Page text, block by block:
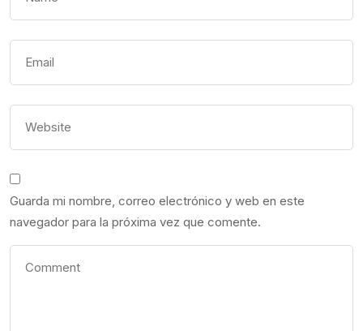
Guarda mi nombre, correo electrónico y web en este
navegador para la próxima vez que comente.